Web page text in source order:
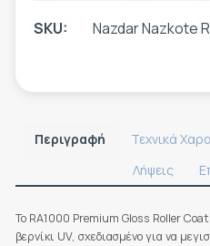
SKU:
Nazdar Nazkote
Περιγραφή
Τεχνικά
Λήψεις
Το RA1000 Premium Gloss Roller
βερνίκι UV, σχεδιασμένο για να